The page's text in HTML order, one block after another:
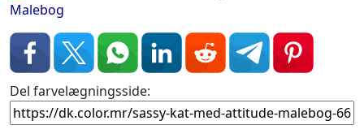
Malebog
Del farvelægningsside: